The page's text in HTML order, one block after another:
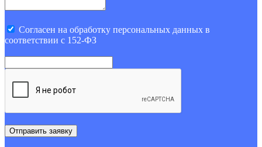
Cогласен на обработку персональных данных в
соответствии с 152-ФЗ
Отправить заявку